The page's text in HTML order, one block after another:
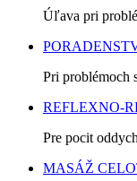
Úľava pri
Pri problémoch
REFLEXNO-
Pre pocit
MASÁŽ